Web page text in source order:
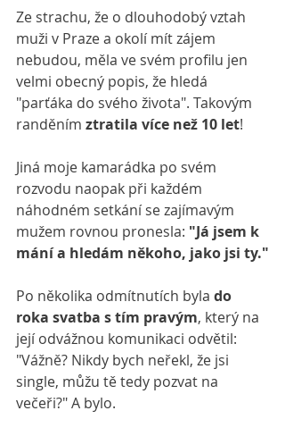
Ze strachu, že o dlouhodobý vztah
muži v Praze a okolí mít zájem
nebudou, měla ve svém profilu jen
velmi obecný popis, že hledá
"parťáka do svého života". Takovým
randěním ztratila více než 10 let!
Jiná moje kamarádka po svém
rozvodu naopak při každém
náhodném setkání se zajímavým
mužem rovnou pronesla: "Já jsem k
mání a hledám někoho, jako jsi ty."
Po několika odmítnutích byla do
roka svatba s tím pravým, který na
její odvážnou komunikaci odvětil:
"Vážně? Nikdy bych neřekl, že jsi
single, můžu tě tedy pozvat na
večeři?" A bylo.